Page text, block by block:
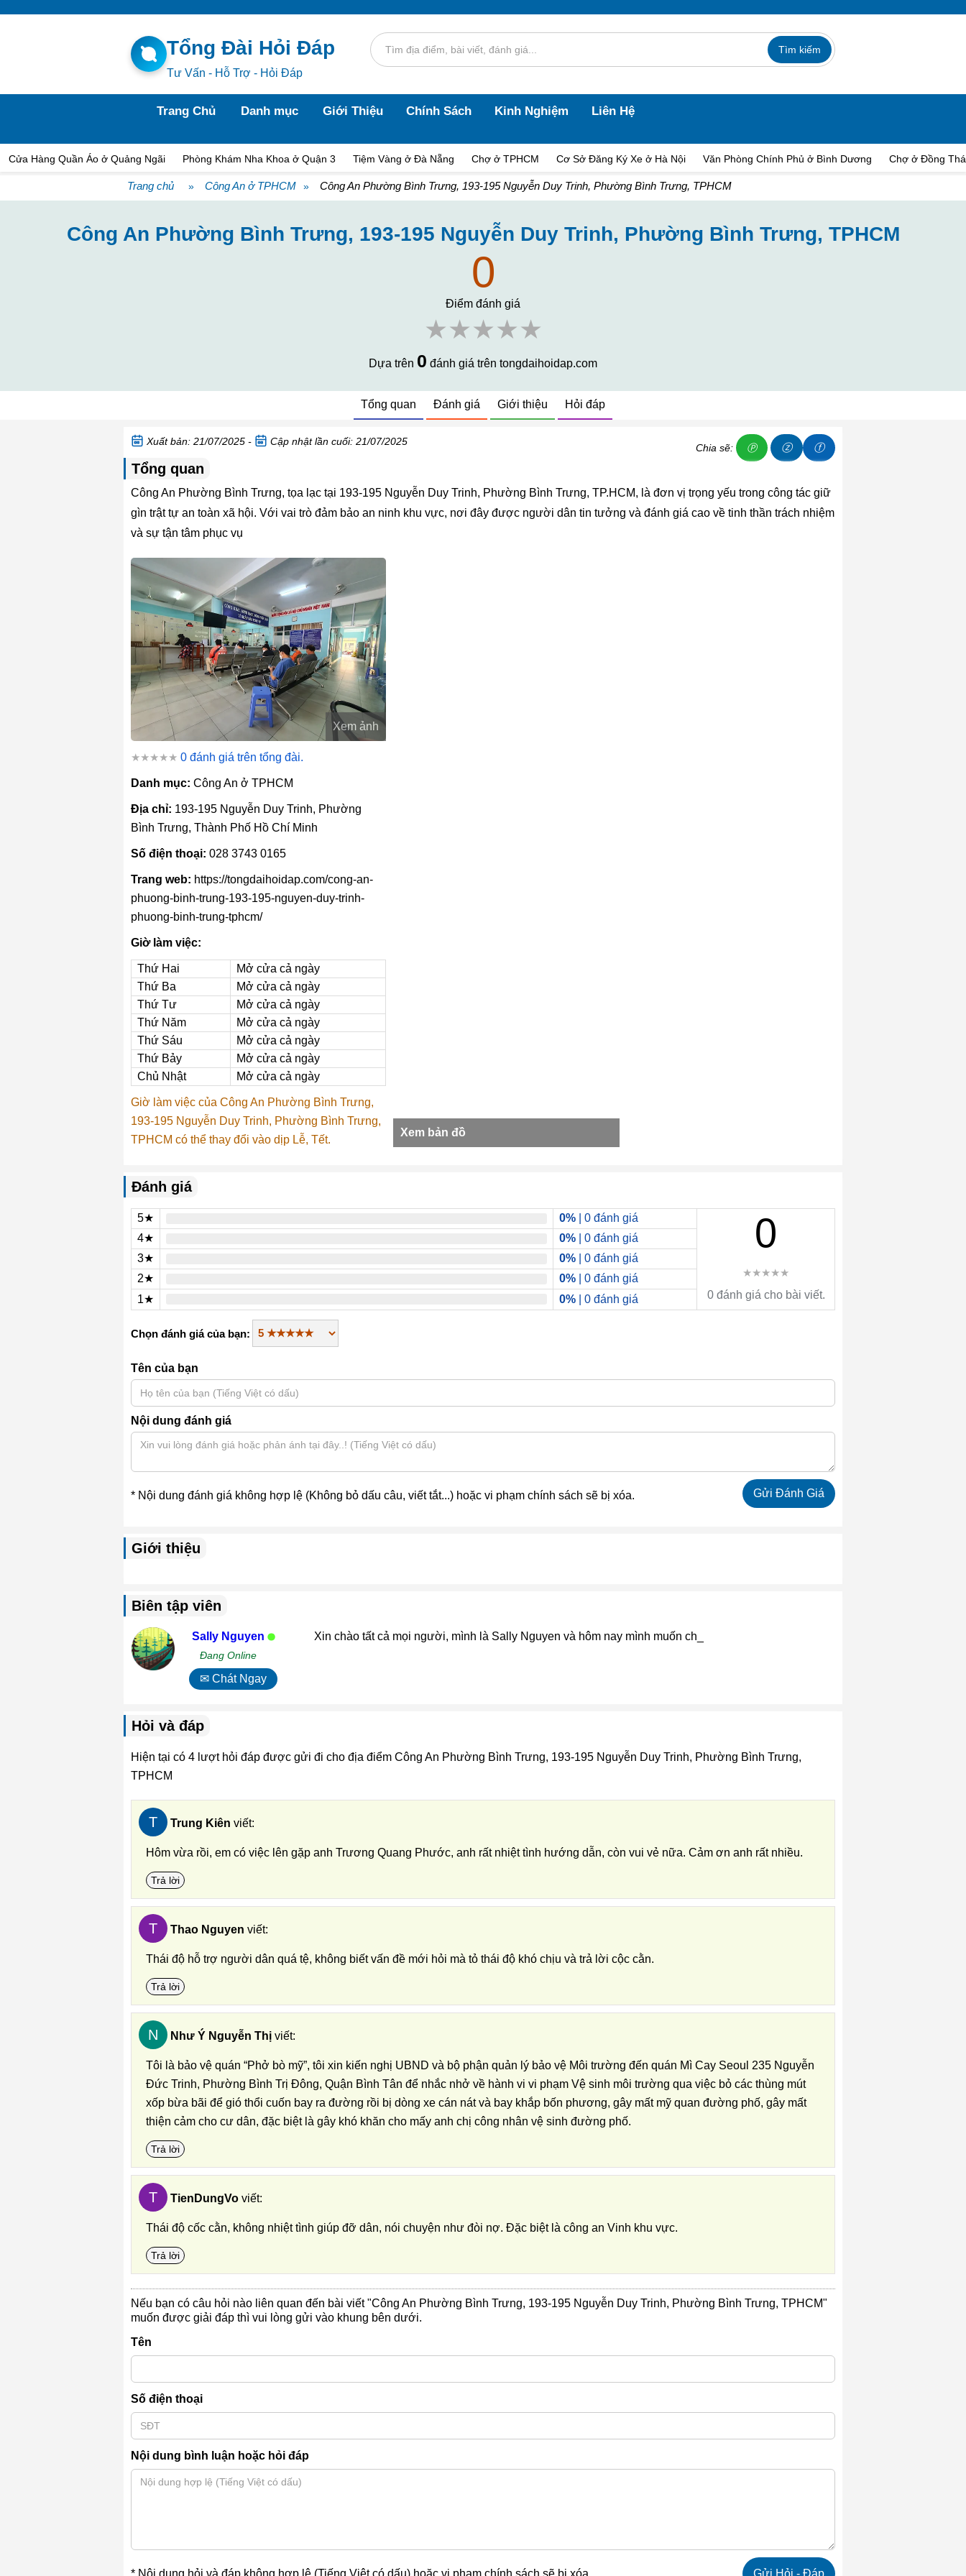
Tổng Đài Hỏi Đáp
Tư Vấn - Hỗ Trợ - Hỏi Đáp
Trang Chủ Danh mục Giới Thiệu Chính Sách Kinh Nghiệm Liên Hệ
Cửa Hàng Quần Áo ở Quảng Ngãi Phòng Khám Nha Khoa ở Quận 3 Tiệm Vàng ở Đà Nẵng Chợ ở TPHCM Cơ Sở Đăng Ký Xe ở Hà Nội Văn Phòng Chính Phủ ở Bình Dương Chợ ở Đồng
Trang chủ » Công An ở TPHCM » Công An Phường Bình Trưng, 193-195 Nguyễn Duy Trinh, Phường Bình Trưng, TPHCM
Công An Phường Bình Trưng, 193-195 Nguyễn Duy Trinh, Phường Bình Trưng, TPHCM
0
Điểm đánh giá
★★★★★
Dựa trên 0 đánh giá trên tongdaihoidap.com
Tổng quan Đánh giá Giới thiệu Hỏi đáp
Xuất bản: 21/07/2025 - Cập nhật lần cuối: 21/07/2025
Chia sẽ: Ⓟ ⓩ ⓕ
Tổng quan
Công An Phường Bình Trưng, tọa lạc tại 193-195 Nguyễn Duy Trinh, Phường Bình Trưng, TP.HCM, là đơn vị trọng yếu trong công tác giữ
gìn trật tự an toàn xã hội. Với vai trò đảm bảo an ninh khu vực, nơi đây được người dân tin tưởng và đánh giá cao về tinh thần trách nhiệm
và sự tận tâm phục vụ
Xem ảnh
★★★★★ 0 đánh giá trên tổng đài.
Danh mục: Công An ở TPHCM
Địa chỉ: 193-195 Nguyễn Duy Trinh, Phường
Bình Trưng, Thành Phố Hồ Chí Minh
Số điện thoại: 028 3743 0165
Trang web: https://tongdaihoidap.com/cong-an-
phuong-binh-trung-193-195-nguyen-duy-trinh-
phuong-binh-trung-tphcm/
Giờ làm việc:
Thứ Hai
Mở cửa cả ngày
Thứ Ba
Mở cửa cả ngày
Thứ Tư
Mở cửa cả ngày
Thứ Năm
Mở cửa cả ngày
Thứ Sáu
Mở cửa cả ngày
Thứ Bảy
Mở cửa cả ngày
Chủ Nhật
Mở cửa cả ngày
Giờ làm việc của Công An Phường Bình Trưng,
193-195 Nguyễn Duy Trinh, Phường Bình Trưng,
TPHCM có thể thay đổi vào dịp Lễ, Tết.
Xem bản đồ
Đánh giá
5★ 0% | 0 đánh giá 0
★★★★★
0 đánh giá cho bài viết.
4★ 0% | 0 đánh giá
3★
0% | 0 đánh giá
2★
0% | 0 đánh giá
1★
0% | 0 đánh giá
Chọn đánh giá của bạn:
Tên của bạn
Nội dung đánh giá
* Nội dung đánh giá không hợp lệ (Không bỏ dấu câu, viết tắt...) hoặc vi phạm chính sách sẽ bị xóa.
Giới thiệu
Biên tập viên
Sally Nguyen
Đang Online
✉ Chát Ngay
Xin chào tất cả mọi người, mình là Sally Nguyen và hôm nay mình muốn chia sẻ với c_
Hỏi và đáp
Hiện tại có 4 lượt hỏi đáp được gửi đi cho địa điểm Công An Phường Bình Trưng, 193-195 Nguyễn Duy Trinh, Phường Bình Trưng,
TPHCM
T Trung Kiên viết:
Hôm vừa rồi, em có việc lên gặp anh Trương Quang Phước, anh rất nhiệt tình hướng dẫn, còn vui vẻ nữa. Cảm ơn anh rất nhiều.
Trả lời
T Thao Nguyen viết:
Thái độ hỗ trợ người dân quá tệ, không biết vấn đề mới hỏi mà tỏ thái độ khó chịu và trả lời cộc cằn.
Trả lời
N Như Ý Nguyễn Thị viết:
Tôi là bảo vệ quán “Phở bò mỹ”, tôi xin kiến nghị UBND và bộ phận quản lý bảo vệ Môi trường đến quán Mì Cay Seoul 235 Nguyễn
Đức Trinh, Phường Bình Trị Đông, Quận Bình Tân để nhắc nhở về hành vi vi phạm Vệ sinh môi trường qua việc bỏ các thùng mút
xốp bừa bãi để gió thổi cuốn bay ra đường rồi bị dòng xe cán nát và bay khắp bốn phương, gây mất mỹ quan đường phố, gây mất
thiện cảm cho cư dân, đặc biệt là gây khó khăn cho mấy anh chị công nhân vệ sinh đường phố.
Trả lời
T TienDungVo viết:
Thái độ cốc cằn, không nhiệt tình giúp đỡ dân, nói chuyện như đòi nợ. Đặc biệt là công an Vinh khu vực.
Trả lời
Nếu bạn có câu hỏi nào liên quan đến bài viết "Công An Phường Bình Trưng, 193-195 Nguyễn Duy Trinh, Phường Bình Trưng, TPHCM"
muốn được giải đáp thì vui lòng gửi vào khung bên dưới.
Tên
Số điện thoại
Nội dung bình luận hoặc hỏi đáp
* Nội dung hỏi và đáp không hợp lệ (Tiếng Việt có dấu) hoặc vi phạm chính sách sẽ bị xóa.